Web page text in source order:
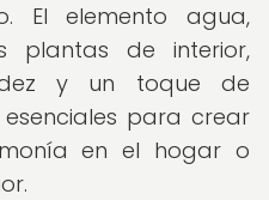
El elemento agua,
plantas de interior,
y un toque de
para crear
en el hogar o